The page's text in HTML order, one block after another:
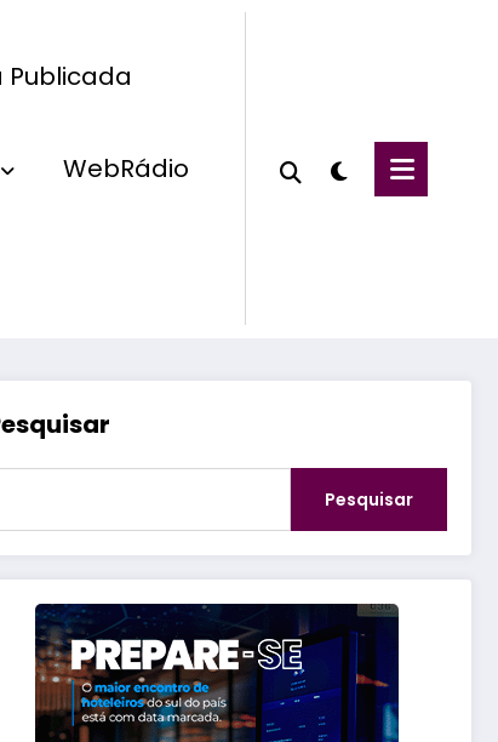
Publicada
WebRádio
Pesquisar